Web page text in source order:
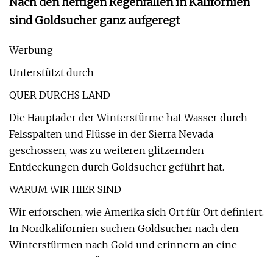
sind Goldsucher ganz aufgeregt
Werbung
Unterstützt durch
QUER DURCHS LAND
Die Hauptader der Winterstürme hat Wasser durch
Felsspalten und Flüsse in der Sierra Nevada
geschossen, was zu weiteren glitzernden
Entdeckungen durch Goldsucher geführt hat.
WARUM WIR HIER SIND
Wir erforschen, wie Amerika sich Ort für Ort definiert.
In Nordkalifornien suchen Goldsucher nach den
Winterstürmen nach Gold und erinnern an eine